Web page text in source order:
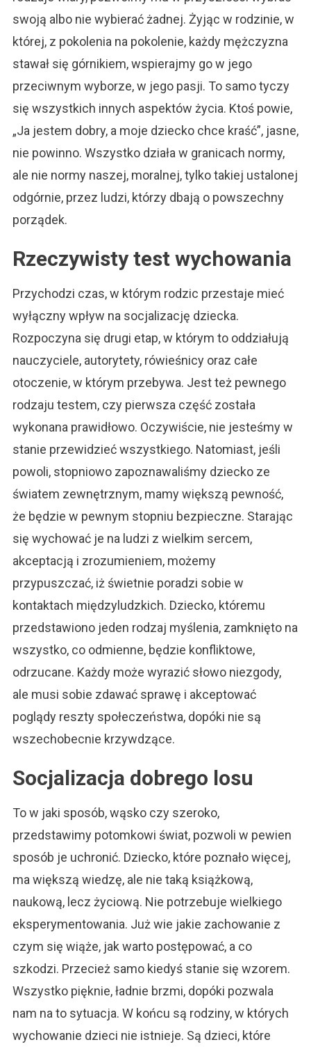
swoją albo nie wybierać żadnej. Żyjąc w rodzinie, w
której, z pokolenia na pokolenie, każdy mężczyzna
stawał się górnikiem, wspierajmy go w jego
przeciwnym wyborze, w jego pasji. To samo tyczy
się wszystkich innych aspektów życia. Ktoś powie,
„Ja jestem dobry, a moje dziecko chce kraść”, jasne,
nie powinno. Wszystko działa w granicach normy,
ale nie normy naszej, moralnej, tylko takiej ustalonej
odgórnie, przez ludzi, którzy dbają o powszechny
porządek.
Rzeczywisty test wychowania
Przychodzi czas, w którym rodzic przestaje mieć
wyłączny wpływ na socjalizację dziecka.
Rozpoczyna się drugi etap, w którym to oddziałują
nauczyciele, autorytety, rówieśnicy oraz całe
otoczenie, w którym przebywa. Jest też pewnego
rodzaju testem, czy pierwsza część została
wykonana prawidłowo. Oczywiście, nie jesteśmy w
stanie przewidzieć wszystkiego. Natomiast, jeśli
powoli, stopniowo zapoznawaliśmy dziecko ze
światem zewnętrznym, mamy większą pewność,
że będzie w pewnym stopniu bezpieczne. Starając
się wychować je na ludzi z wielkim sercem,
akceptacją i zrozumieniem, możemy
przypuszczać, iż świetnie poradzi sobie w
kontaktach międzyludzkich. Dziecko, któremu
przedstawiono jeden rodzaj myślenia, zamknięto na
wszystko, co odmienne, będzie konfliktowe,
odrzucane. Każdy może wyrazić słowo niezgody,
ale musi sobie zdawać sprawę i akceptować
poglądy reszty społeczeństwa, dopóki nie są
wszechobecnie krzywdzące.
Socjalizacja dobrego losu
To w jaki sposób, wąsko czy szeroko,
przedstawimy potomkowi świat, pozwoli w pewien
sposób je uchronić. Dziecko, które poznało więcej,
ma większą wiedzę, ale nie taką książkową,
naukową, lecz życiową. Nie potrzebuje wielkiego
eksperymentowania. Już wie jakie zachowanie z
czym się wiąże, jak warto postępować, a co
szkodzi. Przecież samo kiedyś stanie się wzorem.
Wszystko pięknie, ładnie brzmi, dopóki pozwala
nam na to sytuacja. W końcu są rodziny, w których
wychowanie dzieci nie istnieje. Są dzieci, które